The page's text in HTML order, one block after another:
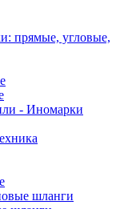
прямые, угловые,
- Иномарки
шланги